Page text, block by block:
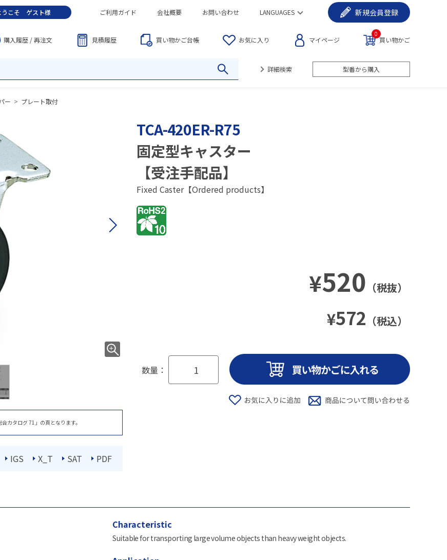
うこそ ゲスト様 ご利用ガイド 会社概要 お問い合わせ LANGUAGES 新規会員登録
購入履歴 / 再注文 見積履歴 買い物かご台帳 お気に入り マイページ 買い物かご
0
詳細検索 型番から購入
ー > プレート取付
カタログ 71」の頁となります。
IGS X_T SAT PDF
TCA-420ER-R75
固定型キャスター
【受注手配品】
Fixed Caster【Ordered products】
¥520 （税抜）
¥572 （税込）
数量：
Characteristic
Suitable for transporting large volume objects than heavy weight objects.